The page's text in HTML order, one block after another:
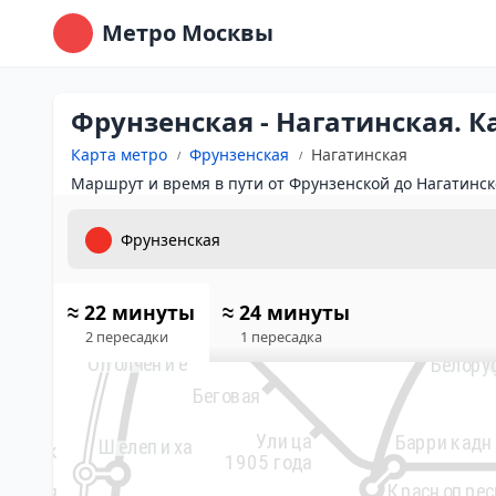
Метро Москвы
Фрунзенская - Нагатинская.
Карта метро Фрунзенская
Нагатинская
Маршрут и время в пути от Фрунзенской до
≈ 22 минуты
2 пересадки
≈ 24 минуты
1 пересадка
Щукинская
парк
Беговая
Улица
1905 года
Петровский
Народное
Ополчение
Поле
Панфиловская
Полежаевская
Шелепиха